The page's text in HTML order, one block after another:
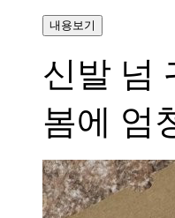
내용보기
신발 넘
봄에 엄